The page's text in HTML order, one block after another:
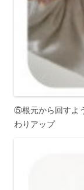
⑤根元から回すよ
わりアップ